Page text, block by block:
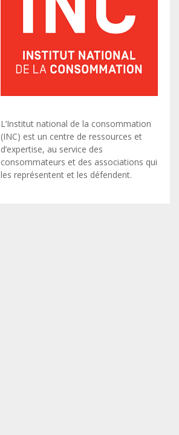
L’Institut national de la consommation
(INC) est un centre de ressources et
d’expertise, au service des
consommateurs et des associations qui
les représentent et les défendent.